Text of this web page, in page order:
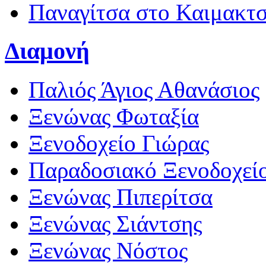
Παναγίτσα στο
Διαμονή
Παλιός Άγιος Αθανάσιος
Ξενώνας Φωταξία
Ξενοδοχείο Γιώρας
Παραδοσιακό
Ξενώνας Πιπερίτσα
Ξενώνας Σιάντσης
Ξενώνας Νόστος